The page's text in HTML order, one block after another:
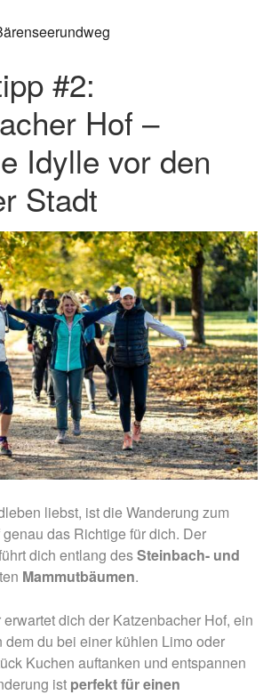
#2:
Hof –
Idylle vor den
Stadt
liebst, ist die Wanderung zum
das Richtige für dich. Der
dich entlang desSteinbach- und
Mammutbäumen.
dich der Katzenbacher Hof, ein
dem du bei einer kühlen Limo oder
Kuchen auftanken und entspannen
ist perfekt für einen